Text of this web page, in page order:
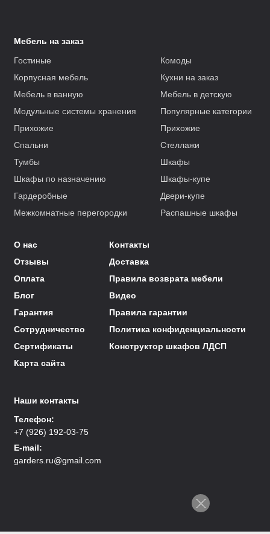
Мебель на заказ
Гостиные
Комоды
Корпусная мебель
Кухни на заказ
Мебель в ванную
Мебель в детскую
Модульные системы хранения
Популярные категории
Прихожие
Прихожие
Спальни
Стеллажи
Тумбы
Шкафы
Шкафы по назначению
Шкафы-купе
Гардеробные
Двери-купе
Межкомнатные перегородки
Распашные шкафы
О нас
Контакты
Отзывы
Доставка
Оплата
Правила возврата мебели
Блог
Видео
Гарантия
Правила гарантии
Сотрудничество
Политика конфиденциальности
Сертификаты
Конструктор шкафов ЛДСП
Карта сайта
Наши контакты
Телефон:
+7 (926) 192-03-75
E-mail:
garders.ru@gmail.com